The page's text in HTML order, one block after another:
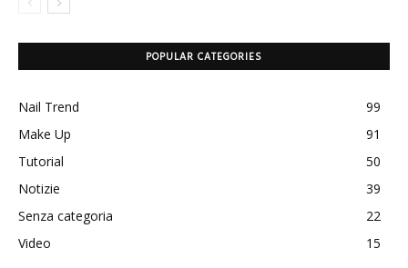
POPULAR CATEGORIES
Nail Trend
99
Make Up
91
Tutorial
50
Notizie
39
Senza categoria
22
Video
15